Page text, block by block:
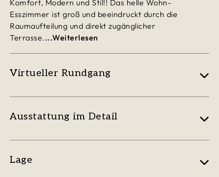
Komfort, Modern und Stil!! Das helle Wohn-
Esszimmer ist groß und beeindruckt durch die
Raumaufteilung und direkt zugänglicher
Terrasse. ...Weiterlesen
Virtueller Rundgang
Ausstattung im Detail
Lage